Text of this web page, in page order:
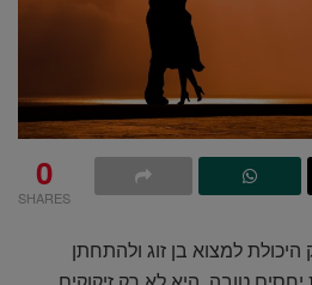
0
SHARES
למצוא בן זוג ולהתחתן